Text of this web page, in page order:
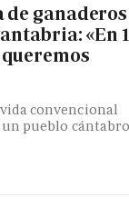
de ganaderos
«En
convencional
pueblo